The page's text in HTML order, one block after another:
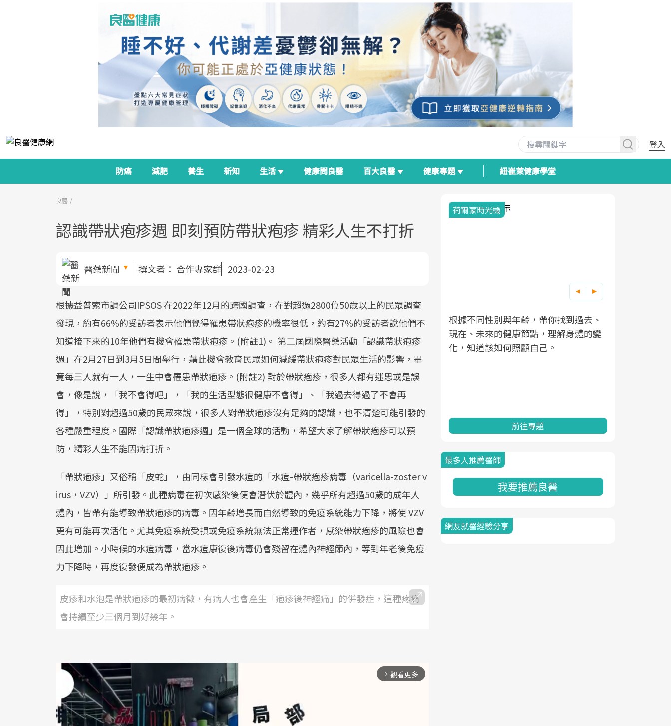
登入
防癌 減肥 養生 新知 生活 健康問良醫 百大良醫 健康專題 紐崔萊健康學堂
良醫
認識帶狀疱疹週 即刻預防帶狀疱疹 精彩人生不打折
醫藥新聞 撰文者： 合作專家群 2023-02-23
根據益普索市調公司IPSOS 在2022年12月的跨國調查，在對超過2800位50歲以上的民眾調查
發現，約有66%的受訪者表示他們覺得罹患帶狀疱疹的機率很低，約有27%的受訪者說他們不
知道接下來的10年他們有機會罹患帶狀疱疹。(附註1)。 第二屆國際醫藥活動「認識帶狀疱疹
週」在2月27日到3月5日間舉行，藉此機會教育民眾如何減緩帶狀疱疹對民眾生活的影響，畢
竟每三人就有一人，一生中會罹患帶狀疱疹。(附註2) 對於帶狀疱疹，很多人都有迷思或是誤
會，像是說，「我不會得吧」，「我的生活型態很健康不會得」、「我過去得過了不會再
得」，特別對超過50歲的民眾來說，很多人對帶狀疱疹沒有足夠的認識，也不清楚可能引發的
各種嚴重程度。國際「認識帶狀疱疹週」是一個全球的活動，希望大家了解帶狀疱疹可以預
防，精彩人生不能因病打折。
「帶狀疱疹」又俗稱「皮蛇」，由同樣會引發水痘的「水痘-帶狀疱疹病毒（varicella-zoster v
irus，VZV）」所引發。此種病毒在初次感染後便會潛伏於體內，幾乎所有超過50歲的成年人
體內，皆帶有能導致帶狀疱疹的病毒。因年齡增長而自然導致的免疫系統能力下降，將使 VZV
更有可能再次活化。尤其免疫系統受損或免疫系統無法正常運作者，感染帶狀疱疹的風險也會
因此增加。小時候的水痘病毒，當水痘康復後病毒仍會殘留在體內神經節內，等到年老後免疫
力下降時，再度復發便成為帶狀疱疹。
皮疹和水泡是帶狀疱疹的最初病徵，有病人也會產生「疱疹後神經痛」的併發症，這種疼痛
會持續至少三個月到好幾年。
arrow_forward_ios 觀看更多
面對超高齡社會的浪潮，台灣正在快速
政策如「健康台灣推動委員會」與「長
照3.0」的推進，「預防醫學」已成全民
關注的核心議題。然而，健檢不只是醫
療院所的服務，更是民眾了解自身健康
狀況、啟動健康管理的重要起點。
前往專題
2025年，就到良醫生活祭體驗「一站式
全面啟動你的健康革命！
前往專題
良醫健康網從「換季的身體變化」出
建立對亞健康的認知，進而引導實際的
改善行動。
前往專題
荷爾蒙時光機
根據不同性別與年齡，帶你找到過去、
現在、未來的健康節點，理解身體的變
化，知道該如何照顧自己。
前往專題
最多人推薦醫師
我要推薦良醫
網友就醫經驗分享